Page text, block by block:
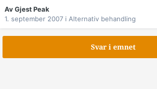
Av Gjest Peak
1. september 2007 i Alternativ behandling
Svar i emnet